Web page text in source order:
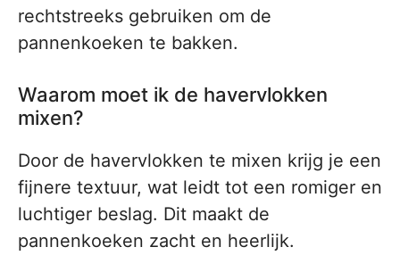
rechtstreeks gebruiken om de
pannenkoeken te bakken.
Waarom moet ik de havervlokken
mixen?
Door de havervlokken te mixen krijg je een
fijnere textuur, wat leidt tot een romiger en
luchtiger beslag. Dit maakt de
pannenkoeken zacht en heerlijk.